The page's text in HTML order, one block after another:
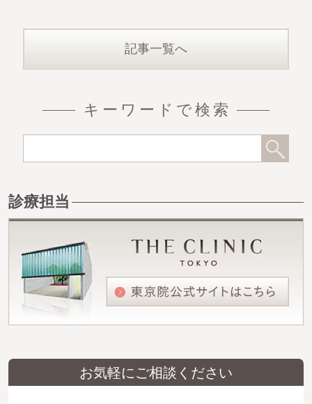
記事一覧へ
キーワードで検索
診療担当
お気軽にご相談ください